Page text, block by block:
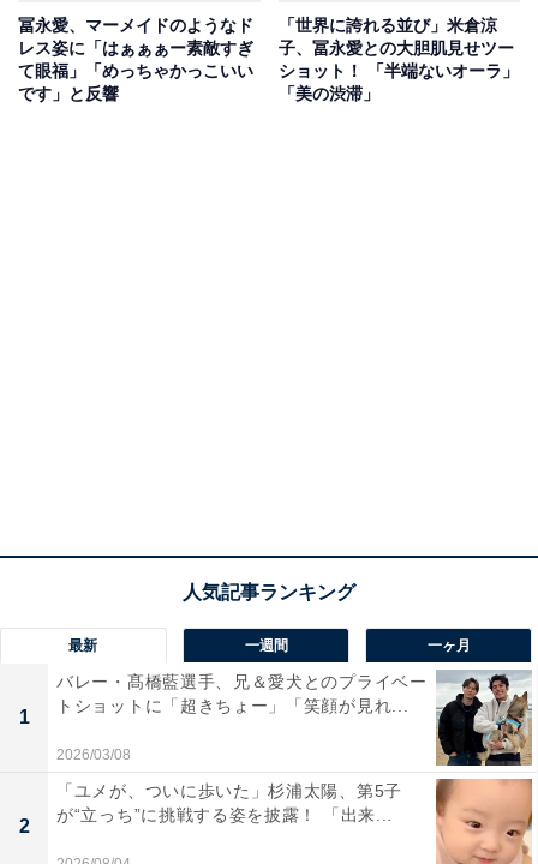
冨永愛、マーメイドのようなド
レス姿に「はぁぁぁー素敵すぎ
て眼福」「めっちゃかっこいい
です」と反響
「世界に誇れる並び」米倉涼
子、冨永愛との大胆肌見せツー
ショット！ 「半端ないオーラ」
「美の渋滞」
最新 一週間 一ヶ月
1
バレー・髙橋藍選手、兄＆愛犬とのプライベー
トショットに「超きちょー」「笑顔が見れ...
2026/03/08
2
「ユメが、ついに歩いた」杉浦太陽、第5子
が“立っち”に挑戦する姿を披露！ 「出来...